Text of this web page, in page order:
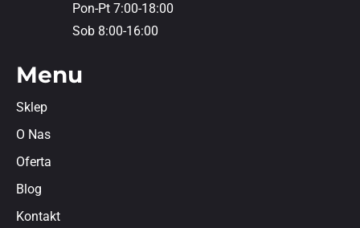
Pon-Pt 7:00-18:00
Sob 8:00-16:00
Menu
Sklep
O Nas
Oferta
Blog
Kontakt